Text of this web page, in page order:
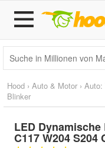
Hood › Auto & Motor › Auto:
Blinker
LED
C117 W204 S204